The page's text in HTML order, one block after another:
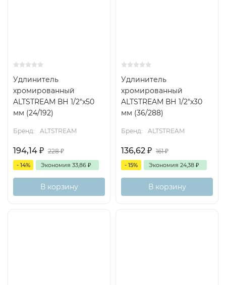
Удлинитель
хромированный
ALTSTREAM ВН 1/2"x50
мм (24/192)
Бренд: ALTSTREAM
194,14 ₽ 228₽
- 14% Экономия 33,86 ₽
В корзину
Удлинитель
хромированный
ALTSTREAM ВН 1/2"x30
мм (36/288)
Бренд: ALTSTREAM
136,62 ₽ 161₽
- 15% Экономия 24,38 ₽
В корзину